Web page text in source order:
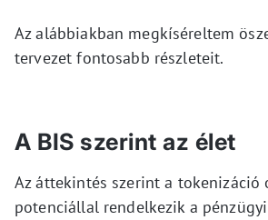
Az alábbiakban megkíséreltem
tervezet fontosabb részleteit.
A BIS szerint az élet
Az áttekintés szerint a tokenizáció
potenciállal rendelkezik a